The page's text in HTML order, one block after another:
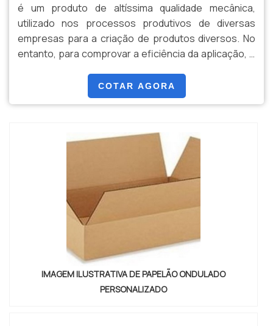
é um produto de altíssima qualidade mecânica,
utilizado nos processos produtivos de diversas
empresas para a criação de produtos diversos. No
entanto, para comprovar a eficiência da aplicação, é
fornecedoras. AS PRINCIPAIS CARACTERÍSTICAS DO
PRODUTOPodendo ser virgem ou reciclado, sendo o
COTAR AGORA
IMAGEM ILUSTRATIVA DE PAPELÃO ONDULADO
PERSONALIZADO